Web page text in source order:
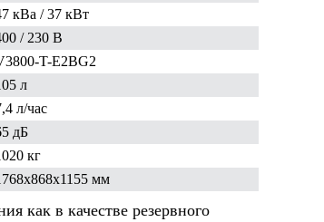
кВа / 37 кВт
/ 230 В
T-E2BG2
л
л/час
дБ
кг
мм
как в качестве резервного